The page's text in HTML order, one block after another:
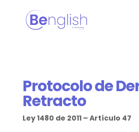
Protocolo de
Retracto
Ley 1480 de 2011 – Artículo 47